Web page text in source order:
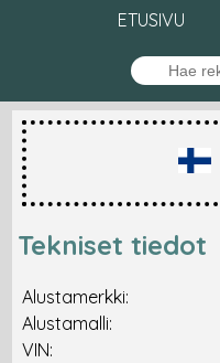
ETUSIVU
Tekniset tiedot
Alustamerkki:
Alustamalli:
VIN: